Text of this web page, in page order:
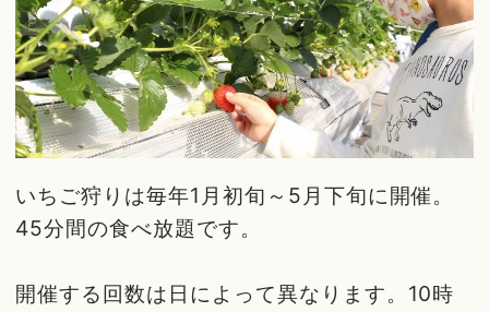
いちご狩りは毎年1月初旬～5月下旬に開催。
45分間の食べ放題です。
開催する回数は日によって異なります。10時